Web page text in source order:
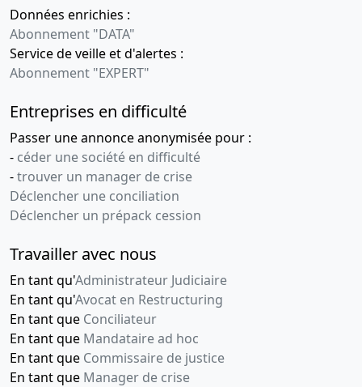
Données enrichies :
Abonnement "DATA"
Service de veille et d'alertes :
Abonnement "EXPERT"
Entreprises en difficulté
Passer une annonce anonymisée pour :
- céder une société en difficulté
-trouver un manager de crise
Déclencher une conciliation
Déclencher un prépack cession
Travailler avec nous
En tant qu'Administrateur Judiciaire
En tant qu'Avocat en Restructuring
En tant que Conciliateur
En tant que Mandataire ad hoc
En tant que Commissaire de justice
En tant que Manager de crise